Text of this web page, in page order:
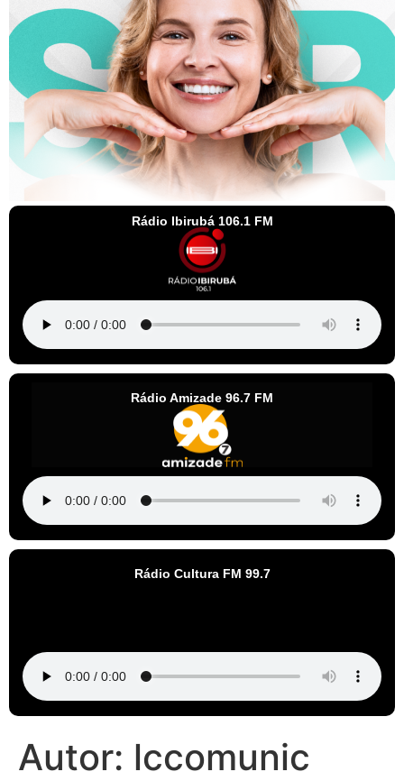
Rádio Ibirubá 106.1 FM
Rádio Amizade 96.7 FM
Rádio Cultura FM 99.7
Autor: lccomunic